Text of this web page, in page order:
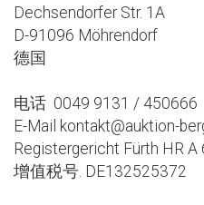
Dechsendorfer Str. 1A
D-91096 Möhrendorf
德国
电话 0049 9131 / 450666
E-Mail kontakt@auktion-
Registergericht Fürth HR A
增值税号. DE132525372